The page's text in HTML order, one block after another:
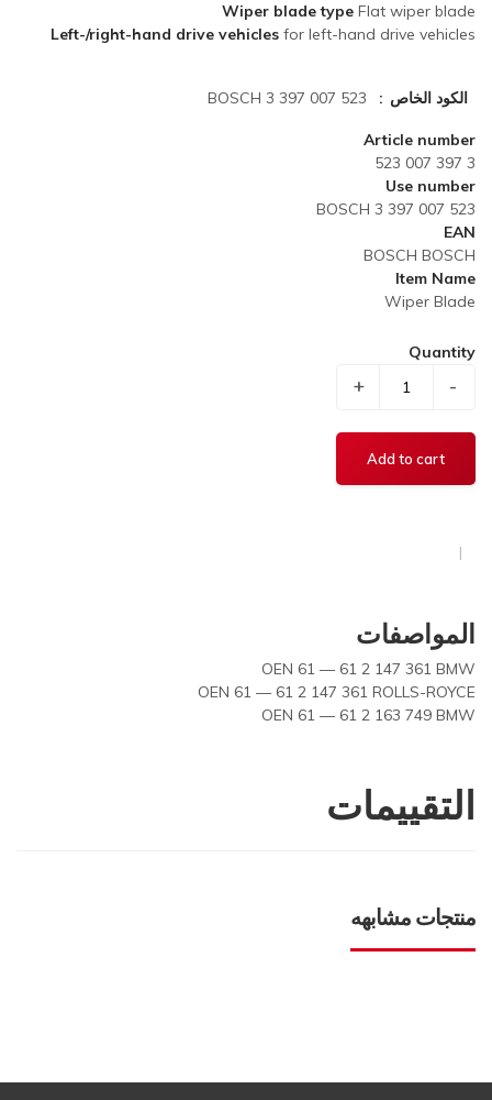
Wiper blade type Flat wiper blade
Left-/right-hand drive vehicles for left-hand drive vehicles
الكود الخاص BOSCH 3 397 007 523
Article number
3 397 007 523
Use number
BOSCH 3 397 007 523
EAN
BOSCH BOSCH
Item Name
Wiper Blade
Quantity
-
+
المواصفات
OEN 61 — 61 2 147 361 BMW
OEN 61 — 61 2 147 361 ROLLS-ROYCE
OEN 61 — 61 2 163 749 BMW
التقييمات
منتجات مشابهه